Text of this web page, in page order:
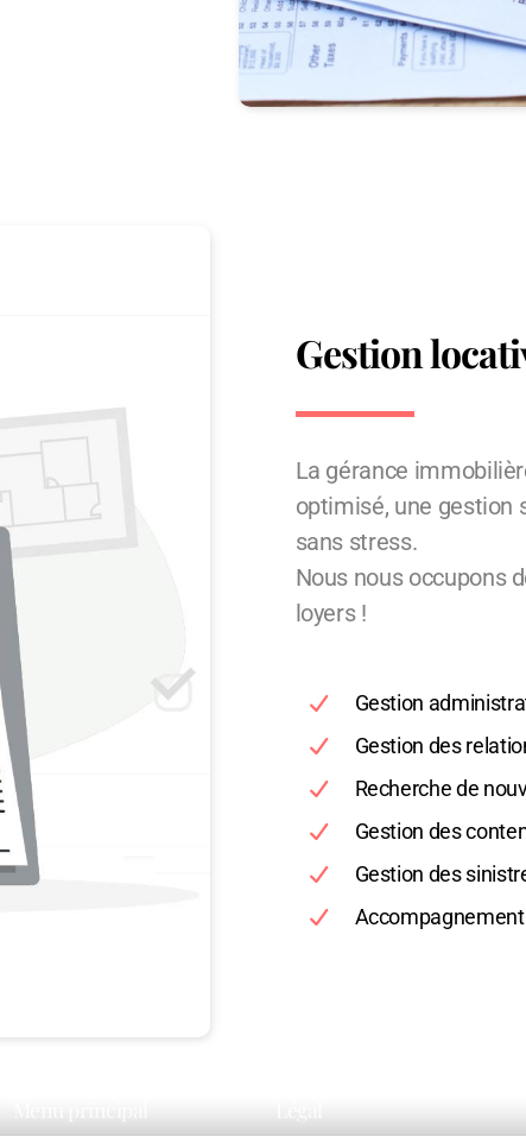
Gestion
La gérance
optimisé, une gestion
sans stress.
Nous nous occupons
loyers !
Gestion
Gestion des
Recherche de
Gestion des
Gestion des
Accompagnement